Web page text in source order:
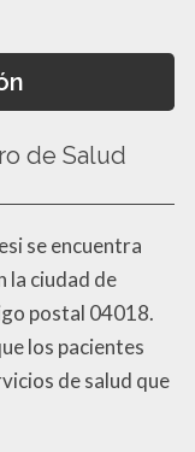
de Salud
se encuentra
la ciudad de
postal 04018.
los pacientes
de salud que